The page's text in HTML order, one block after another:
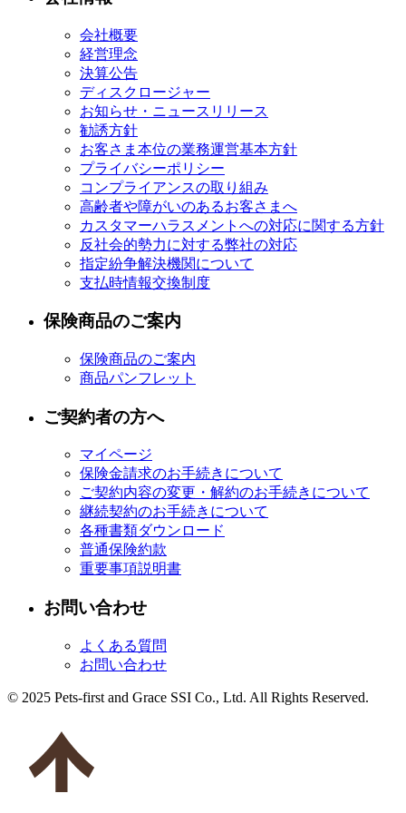
会社概要
経営理念
決算公告
ディスクロージャー
お知らせ・ニュースリリース
勧誘方針
お客さま本位の業務運営基本方針
プライバシーポリシー
コンプライアンスの取り組み
高齢者や障がいのあるお客さまへ
カスタマーハラスメントへの対応に関する方針
反社会的勢力に対する弊社の対応
指定紛争解決機関について
支払時情報交換制度
保険商品のご案内
保険商品のご案内
商品パンフレット
ご契約者の方へ
マイページ
保険金請求のお手続きについて
ご契約内容の変更・解約のお手続きについて
継続契約のお手続きについて
各種書類ダウンロード
普通保険約款
重要事項説明書
お問い合わせ
よくある質問
お問い合わせ
© 2025 Pets-first and Grace SSI Co., Ltd. All Rights Reserved.